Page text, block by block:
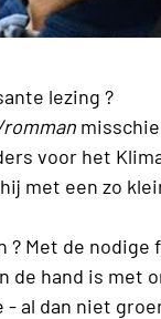
lezing ?
voor het
met een zo
? Met de
de hand is met
- al dan niet